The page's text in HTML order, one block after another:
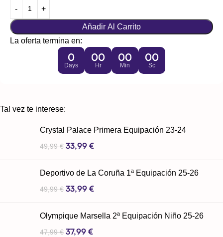
Añadir Al Carrito
La oferta termina en:
0
Days
00
Hr
00
Min
00
Sc
Tal vez te interese:
Crystal Palace Primera Equipación 23-24
49,99€ 33,99 €
Deportivo de La Coruña 1ª Equipación 25-26
49,99€ 33,99 €
Olympique Marsella 2ª Equipación Niño 25-26
47,99€ 37,99 €